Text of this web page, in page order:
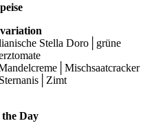
Stella Doro│grüne
Day